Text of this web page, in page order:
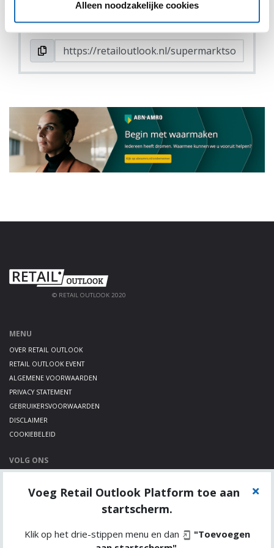
Alleen noodzakelijke cookies
© RETAIL OUTLOOK 2020
MENU
OVER RETAIL OUTLOOK
RETAIL OUTLOOK EVENT
ALGEMENE VOORWAARDEN
PRIVACY STATEMENT
GEBRUIKERSVOORWAARDEN
DISCLAIMER
COOKIEBELEID
VOLG ONS
TWITTER
Voeg Retail Outlook Platform toe aan
startscherm.
Klik op het drie-stippen menu en dan
"Toevoegen